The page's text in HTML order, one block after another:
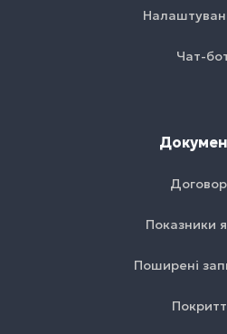
Чат-
Показники
Поширені